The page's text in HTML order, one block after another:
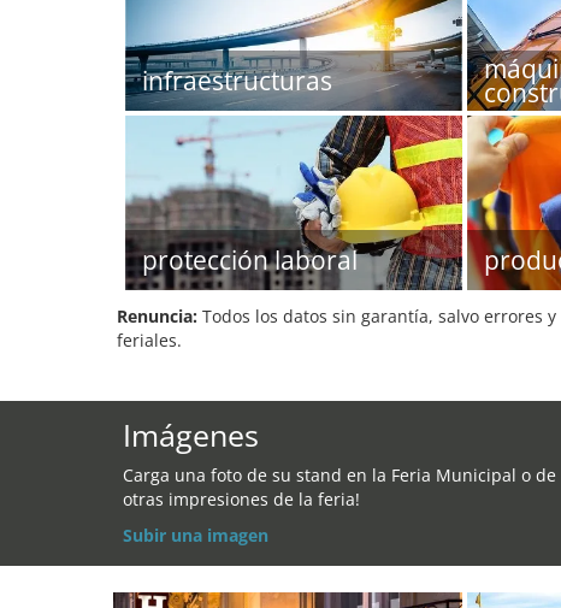
infraestructuras
protección laboral
Renuncia: Todos los datos sin garantía, salvo errores
feriales.
Imágenes
Carga una foto de su stand en la Feria Municipal o de
otras impresiones de la feria!
Subir una imagen